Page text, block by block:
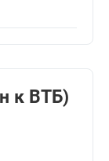
к ВТБ)